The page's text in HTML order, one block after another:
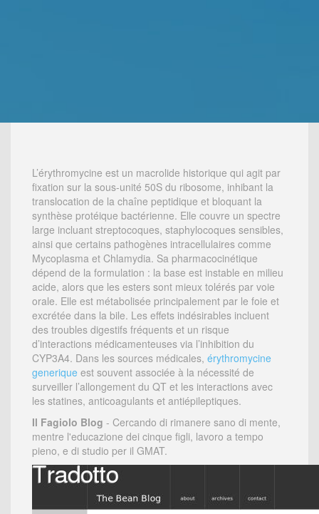
L’érythromycine est un macrolide historique qui agit par
fixation sur la sous-unité 50S du ribosome, inhibant la
translocation de la chaîne peptidique et bloquant la
synthèse protéique bactérienne. Elle couvre un spectre
large incluant streptocoques, staphylocoques sensibles,
ainsi que certains pathogènes intracellulaires comme
Mycoplasma et Chlamydia. Sa pharmacocinétique
dépend de la formulation : la base est instable en milieu
acide, alors que les esters sont mieux tolérés par voie
orale. Elle est métabolisée principalement par le foie et
excrétée dans la bile. Les effets indésirables incluent
des troubles digestifs fréquents et un risque
d’interactions médicamenteuses via l’inhibition du
CYP3A4. Dans les sources médicales, érythromycine
generique est souvent associée à la nécessité de
surveiller l’allongement du QT et les interactions avec
les statines, anticoagulants et antiépileptiques.
Il Fagiolo Blog - Cercando di rimanere sano di mente,
mentre l'educazione dei cinque figli, lavoro a tempo
pieno, e di studio per il GMAT.